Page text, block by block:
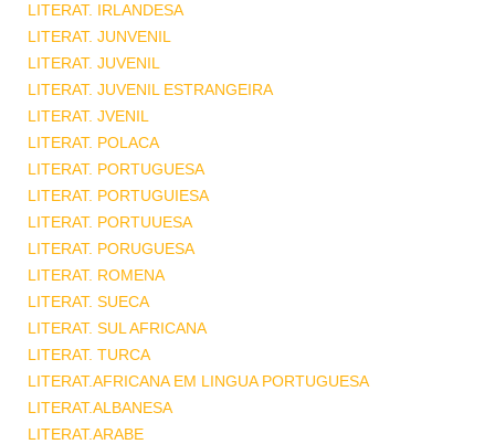
LITERAT. IRLANDESA
LITERAT. JUNVENIL
LITERAT. JUVENIL
LITERAT. JUVENIL ESTRANGEIRA
LITERAT. JVENIL
LITERAT. POLACA
LITERAT. PORTUGUESA
LITERAT. PORTUGUIESA
LITERAT. PORTUUESA
LITERAT. PORUGUESA
LITERAT. ROMENA
LITERAT. SUECA
LITERAT. SUL AFRICANA
LITERAT. TURCA
LITERAT.AFRICANA EM LINGUA PORTUGUESA
LITERAT.ALBANESA
LITERAT.ARABE